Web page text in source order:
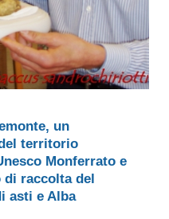
un
territorio
Monferrato e
di raccolta del
asti e Alba